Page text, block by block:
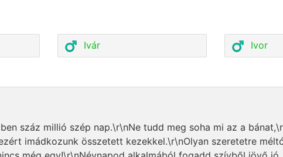
Ivár Ivor
száz millió szép nap.\r\nNe tudd meg soha mi az a
imádkozunk összetett kezekkel.\r\nOlyan szeretetre